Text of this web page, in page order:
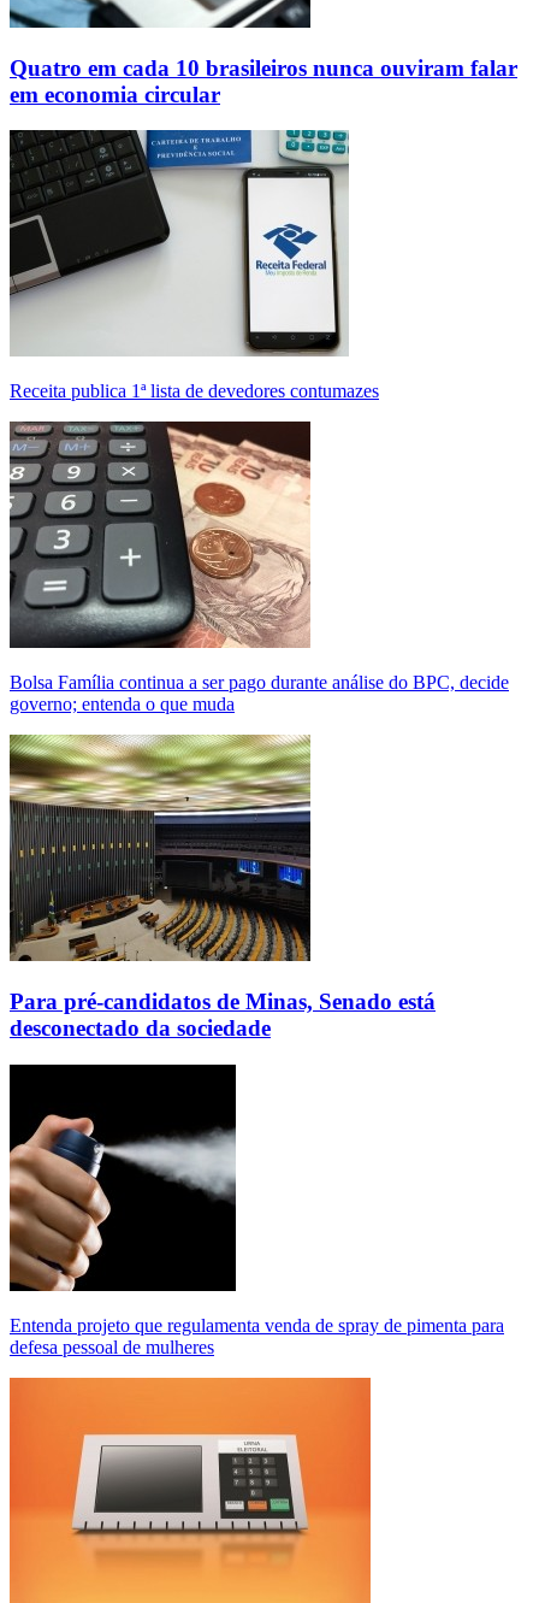
Quatro em cada 10 brasileiros nunca ouviram falar
em economia circular
Receita publica 1ª lista de devedores contumazes
Bolsa Família continua a ser pago durante análise do BPC, decide
governo; entenda o que muda
Para pré-candidatos de Minas, Senado está
desconectado da sociedade
Entenda projeto que regulamenta venda de spray de pimenta para
defesa pessoal de mulheres